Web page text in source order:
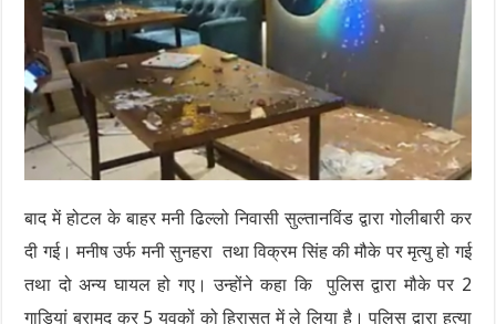
बाद में होटल के बाहर मनी ढिल्लो निवासी सुल्तानविंड द्वारा गोलीबारी कर
दी गई। मनीष उर्फ मनी सुनहरा तथा विक्रम सिंह की मौके पर मृत्यु हो गई
तथा दो अन्य घायल हो गए। उन्होंने कहा कि पुलिस द्वारा मौके पर 2
गाड़ियां बरामद कर 5 युवकों को हिरासत में ले लिया है। पुलिस द्वारा हत्या